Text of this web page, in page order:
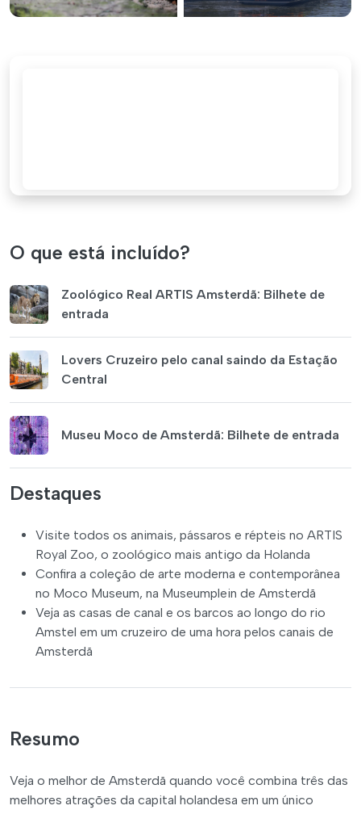
O que está incluído?
Zoológico Real ARTIS Amsterdã: Bilhete de
entrada
Lovers Cruzeiro pelo canal saindo da Estação
Central
Museu Moco de Amsterdã: Bilhete de entrada
Destaques
Visite todos os animais, pássaros e répteis no ARTIS
Royal Zoo, o zoológico mais antigo da Holanda
Confira a coleção de arte moderna e contemporânea
no Moco Museum, na Museumplein de Amsterdã
Veja as casas de canal e os barcos ao longo do rio
Amstel em um cruzeiro de uma hora pelos canais de
Amsterdã
Resumo
Veja o melhor de Amsterdã quando você combina três das
melhores atrações da capital holandesa em um único